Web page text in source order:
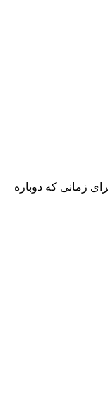
زمانی که دوباره